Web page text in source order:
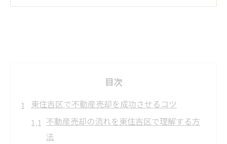
目次
東住吉区で不動産売却を成功させるコツ
不動産売却の流れを東住吉区で理解する方
法